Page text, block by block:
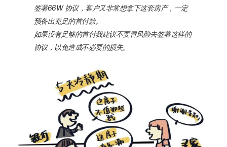
签署66W 协议，客户又非常想拿下这套房产，一定
预备出充足的首付款。
如果没有足够的首付我建议不要冒风险去签署这样的
协议，以免造成不必要的损失。